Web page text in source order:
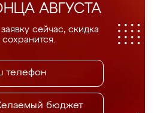
АВГУСТА
сейчас, скидка
сохранится.
бюджет